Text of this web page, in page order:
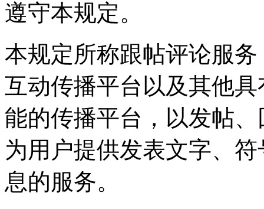
遵守本规定。
本规定所称跟帖评论服
互动传播平台以及其他
能的传播平台，以发帖
为用户提供发表文字、
息的服务。